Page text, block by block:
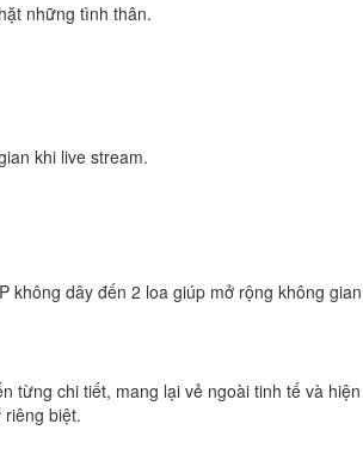
những tình thân.
khi live stream.
không dây đến 2 loa giúp mở rộng không
từng chi tiết, mang lại vẻ ngoài tinh tế và
biệt.